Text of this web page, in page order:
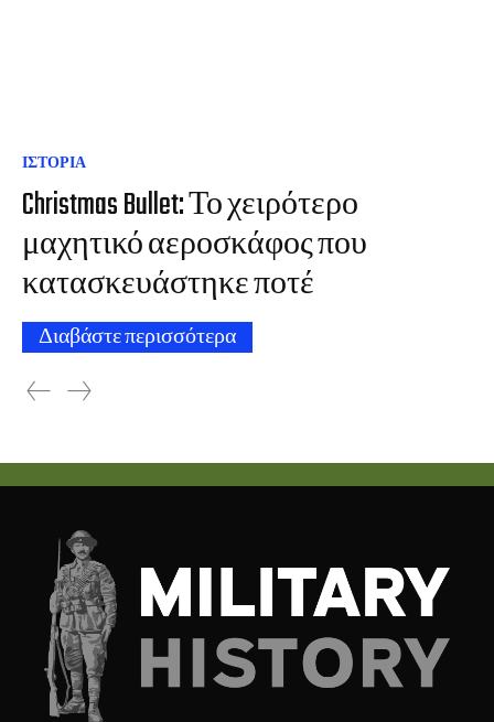
ΙΣΤΟΡΙΑ
Christmas Bullet: Το χειρότερο
μαχητικό αεροσκάφος που
κατασκευάστηκε ποτέ
Διαβάστε περισσότερα